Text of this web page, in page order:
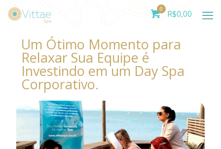
0 R$0,00
Um Ótimo Momento para
Relaxar Sua Equipe é
Investindo em um Day Spa
Corporativo.